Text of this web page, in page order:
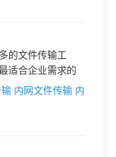
的文件传输工
适合企业需求的
文将为您介绍几
文件传输工具，
内网文件传输 内